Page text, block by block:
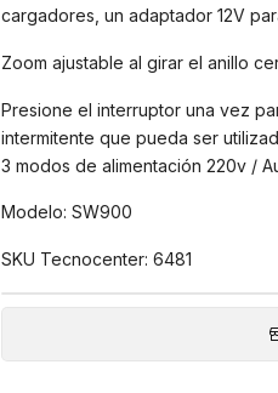
cargadores, un adaptador 12V
Zoom ajustable al girar el anillo
Presione el interruptor una vez
intermitente que pueda ser
3 modos de alimentación 220v /
Modelo: SW900
SKU Tecnocenter: 6481